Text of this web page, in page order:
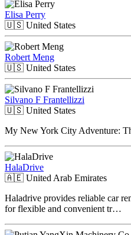
Elisa Perry
🇺🇸 United States
Robert Meng
🇺🇸 United States
Silvano F Frantellizzi
🇺🇸 United States
My New York City Adventure:
HalaDrive
🇦🇪 United Arab Emirates
Haladrive provides reliable car
for flexible and convenient tr…